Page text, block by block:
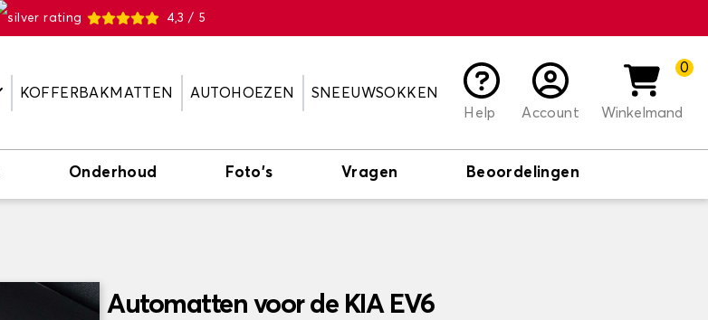
4,3 / 5
KOFFERBAKMATTEN AUTOHOEZEN
SNEEUWSOKKEN
Help
Account
0
Winkelmand
Onderhoud Foto's Vragen Beoordelingen
Automatten voor de KIA EV6